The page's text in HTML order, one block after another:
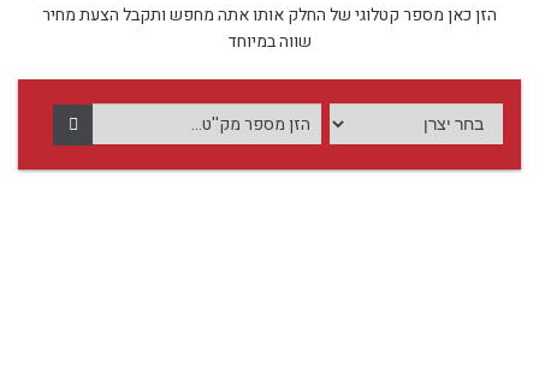
הזן כאן מספר קטלוגי של החלק אותו אתה מחפש ותקבל הצעת מחיר
שווה במיוחד